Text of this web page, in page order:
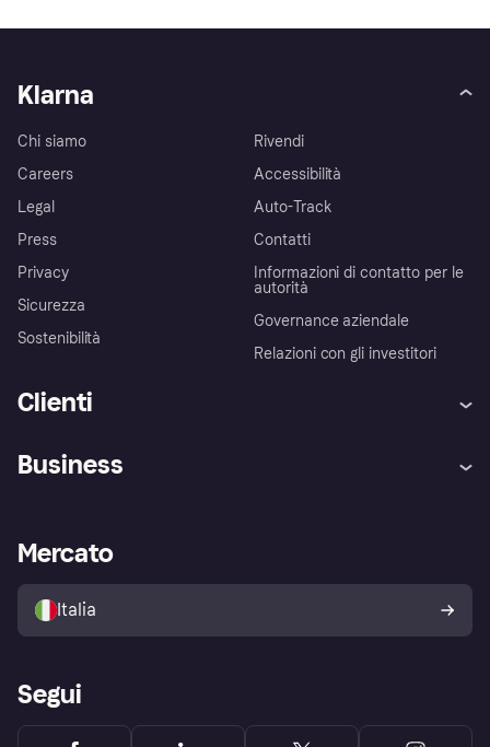
Klarna
Chi siamo
Careers
Legal
Press
Privacy
Sicurezza
Sostenibilità
Rivendi
Accessibilità
Auto-Track
Contatti
Informazioni di contatto per le
autorità
Governance aziendale
Relazioni con gli investitori
Clienti
Assistenza
Esplora i negozi
Politica di protezione
dell'acquirente Klarna
Business
Accesso aziende
Mercato
Italia
Segui